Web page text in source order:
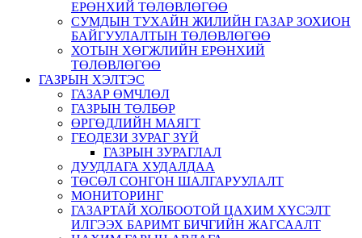
ЕРӨНХИЙ ТӨЛӨВЛӨГӨӨ
СУМДЫН ТУХАЙН ЖИЛИЙН ГАЗАР ЗОХИОН
БАЙГУУЛАЛТЫН ТӨЛӨВЛӨГӨӨ
ХОТЫН ХӨГЖЛИЙН ЕРӨНХИЙ
ТӨЛӨВЛӨГӨӨ
ГАЗРЫН ХЭЛТЭС
ГАЗАР ӨМЧЛӨЛ
ГАЗРЫН ТӨЛБӨР
ӨРГӨДЛИЙН МАЯГТ
ГЕОДЕЗИ ЗУРАГ ЗҮЙ
ГАЗРЫН ЗУРАГЛАЛ
ДУУДЛАГА ХУДАЛДАА
ТӨСӨЛ СОНГОН ШАЛГАРУУЛАЛТ
МОНИТОРИНГ
ГАЗАРТАЙ ХОЛБООТОЙ ЦАХИМ ХҮСЭЛТ
ИЛГЭЭХ БАРИМТ БИЧГИЙН ЖАГСААЛТ